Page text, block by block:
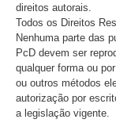
Artigo/
direitos autorais.
Todos os Direitos
Nenhuma parte das
PcD devem ser
qualquer forma ou
ou outros métodos
autorização por
a legislação vigente.